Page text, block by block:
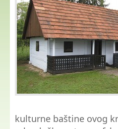
kulturne baštine ovog